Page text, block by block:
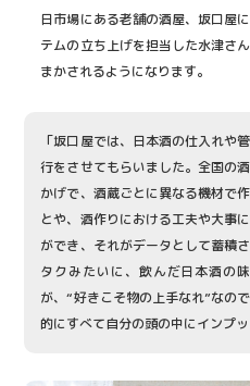
日市場にある老舗の酒屋、坂口屋
テムの立ち上げを担当した水津さ
まかされるようになります。
「坂口屋では、日本酒の仕入れや
行をさせてもらいました。全国の
かげで、酒蔵ごとに異なる機材で
とや、酒作りにおける工夫や大事
ができ、それがデータとして蓄積
タクみたいに、飲んだ日本酒の
が、“好きこそ物の上手なれ”なの
的にすべて自分の頭の中にインプッ